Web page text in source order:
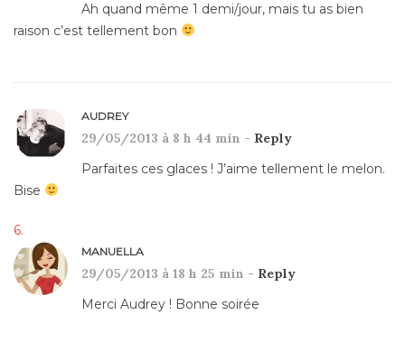
Ah quand même 1 demi/jour, mais tu as bien
raison c’est tellement bon
AUDREY
29/05/2013 à 8 h 44 min - Reply
Parfaites ces glaces ! J’aime tellement le melon.
Bise
MANUELLA
29/05/2013 à 18 h 25 min - Reply
Merci Audrey ! Bonne soirée